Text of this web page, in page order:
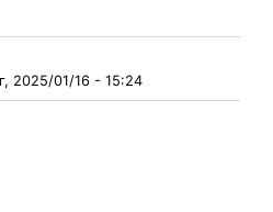
2025/01/16 - 15:24